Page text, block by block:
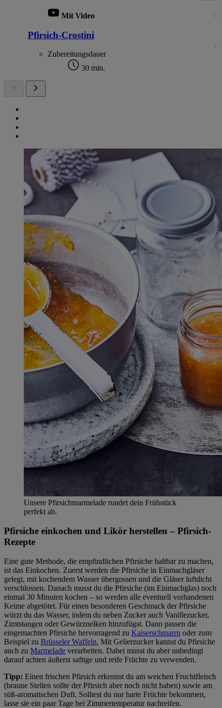
Mit Video
Pfirsich-Crostini
Zubereitungsdauer
30 min.
Unsere Pfirsichmarmelade rundet dein Frühstück
perfekt ab.
Pfirsiche einkochen und Likör herstellen – Pfirsich-
Rezepte
Eine gute Methode, die empfindlichen Pfirsiche haltbar zu machen,
ist das Einkochen. Zuerst werden die Pfirsiche in Einmachgläser
gelegt, mit kochendem Wasser übergossen und die Gläser luftdicht
verschlossen. Danach musst du die Pfirsiche (im Einmachglas) noch
einmal 30 Minuten kochen – so werden alle eventuell vorhandenen
Keime abgetötet. Für einen besonderen Geschmack der Pfirsiche
würzt du das Wasser, indem du neben Zucker auch Vanillezucker,
Zimtstangen oder Gewürznelken hinzufügst. Dann passen die
eingemachten Pfirsiche hervorragend zu Kaiserschmarrn oder zum
Beispiel zu Brüsseler Waffeln. Mit Gelierzucker kannst du Pfirsiche
auch zu Marmelade verarbeiten. Dabei musst du aber unbedingt
darauf achten äußerst saftige und reife Früchte zu verwenden.
Tipp: Einen frischen Pfirsich erkennst du am weichen Fruchtfleisch
(braune Stellen sollte der Pfirsich aber noch nicht haben) sowie am
süß-aromatischen Duft. Solltest du nur harte Früchte bekommen,
lasse sie ein paar Tage bei Zimmertemperatur nachreifen.